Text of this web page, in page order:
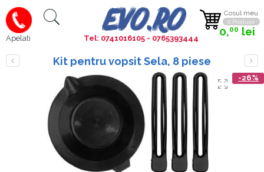
Apelati
Cosul meu
0 Produse
0,00 lei
Tel: 0741016105 - 0765393444
Kit pentru vopsit Sela, 8 piese
-26%